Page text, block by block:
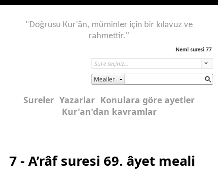
"Doğrusu Kur'ân, müminler için bir kılavuz ve
rahmettir."
Neml suresi 77
Mealler
Sureler Yazarlar Konulara göre ayetler
Kur'an'dan kavramlar
7 - A’râf suresi 69. âyet meali